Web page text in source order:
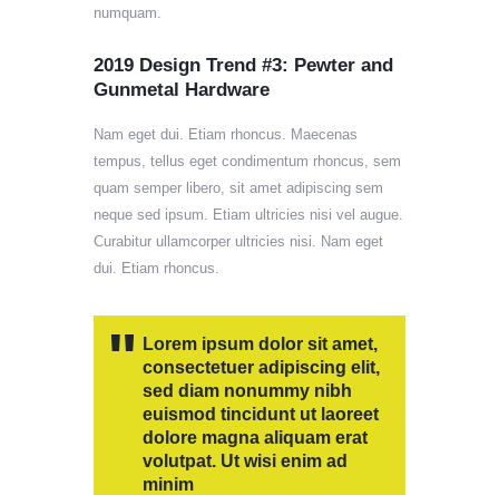
numquam.
2019 Design Trend #3: Pewter and
Gunmetal Hardware
Nam eget dui. Etiam rhoncus. Maecenas
tempus, tellus eget condimentum rhoncus, sem
quam semper libero, sit amet adipiscing sem
neque sed ipsum. Etiam ultricies nisi vel augue.
Curabitur ullamcorper ultricies nisi. Nam eget
dui. Etiam rhoncus.
Lorem ipsum dolor sit amet,
consectetuer adipiscing elit,
sed diam nonummy nibh
euismod tincidunt ut laoreet
dolore magna aliquam erat
volutpat. Ut wisi enim ad
minim